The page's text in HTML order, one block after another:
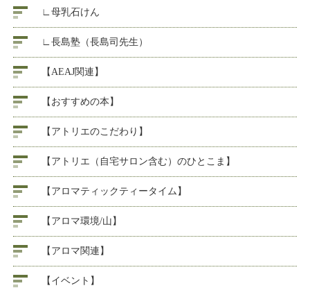
∟母乳石けん
∟長島塾（長島司先生）
【AEAJ関連】
【おすすめの本】
【アトリエのこだわり】
【アトリエ（自宅サロン含む）のひとこま】
【アロマティックティータイム】
【アロマ環境/山】
【アロマ関連】
【イベント】